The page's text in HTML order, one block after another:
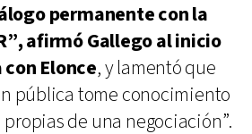
permanente con la
afirmó Gallego al inicio
Elonce, y lamentó que
pública tome conocimiento
propias de una negociación”.